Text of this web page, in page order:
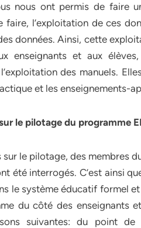
nous ont permis de faire
faire, l’exploitation de ces
données. Ainsi, cette
enseignants et aux
des manuels.
et les enseignements-
le pilotage du programme
le pilotage, des membres
été interrogés. C’est ainsi
le système éducatif formel
du côté des enseignants
suivantes: du point